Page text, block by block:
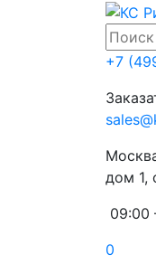
+7
дом 1,
09:00
0